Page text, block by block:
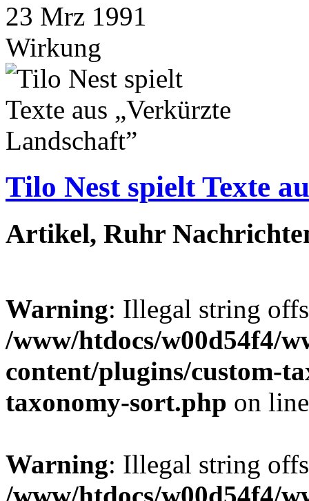
23 Mrz 1991
Wirkung
Tilo Nest spielt Texte
Artikel, Ruhr
Warning: Illegal string
/www/htdocs/w00d54f4/
content/plugins/custom-
taxonomy-sort.php on
Warning: Illegal string